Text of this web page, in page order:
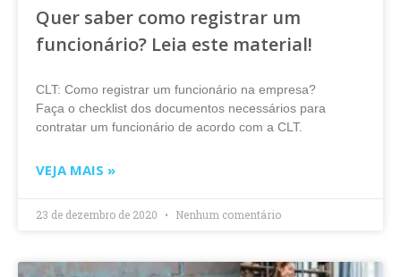
Quer saber como registrar um
funcionário? Leia este material!
CLT: Como registrar um funcionário na empresa?
Faça o checklist dos documentos necessários para
contratar um funcionário de acordo com a CLT.
VEJA MAIS »
23 de dezembro de 2020 Nenhum comentário